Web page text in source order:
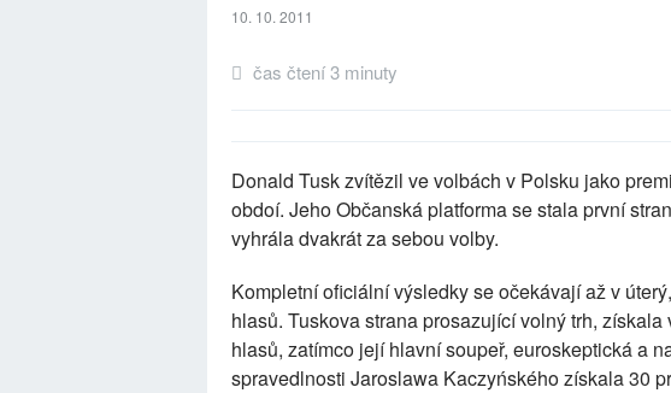
10. 10. 2011
čas čtení 3 minuty
Donald Tusk zvítězil ve volbách v Polsku jako
obdoí. Jeho Občanská platforma se stala první
vyhrála dvakrát za sebou volby.
Kompletní oficiální výsledky se očekávají až v
hlasů. Tuskova strana prosazující volný trh,
hlasů, zatímco její hlavní soupeř, euroskeptická a
spravedlnosti Jaroslawa Kaczyńského získala 30